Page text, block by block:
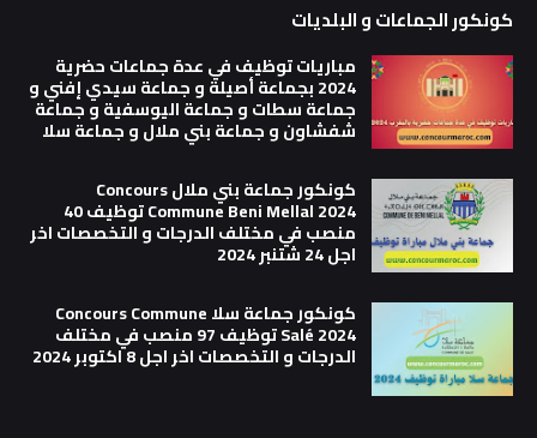
كونكور الجماعات و البلديات
مباريات توظيف في عدة جماعات حضرية
2024 بجماعة أصيلة و جماعة سيدي إفني و
جماعة سطات و جماعة اليوسفية و جماعة
شفشاون و جماعة بني ملال و جماعة سلا
كونكور جماعة بني ملال Concours
Commune Beni Mellal 2024 توظيف 40
منصب في مختلف الدرجات و التخصصات اخر
اجل 24 شتنبر 2024
كونكور جماعة سلا Concours Commune
Salé 2024 توظيف 97 منصب في مختلف
الدرجات و التخصصات اخر اجل 8 اكتوبر 2024